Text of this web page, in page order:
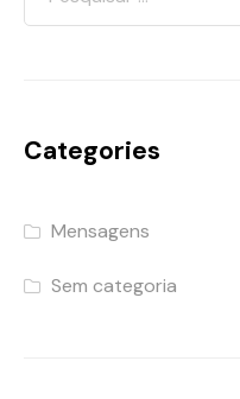
Categories
Mensagens
Sem categoria